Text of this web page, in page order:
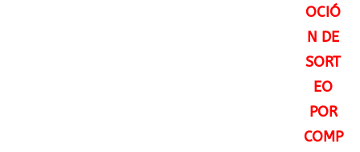
OCIÓ
N DE
SORT
EO
POR
COMP